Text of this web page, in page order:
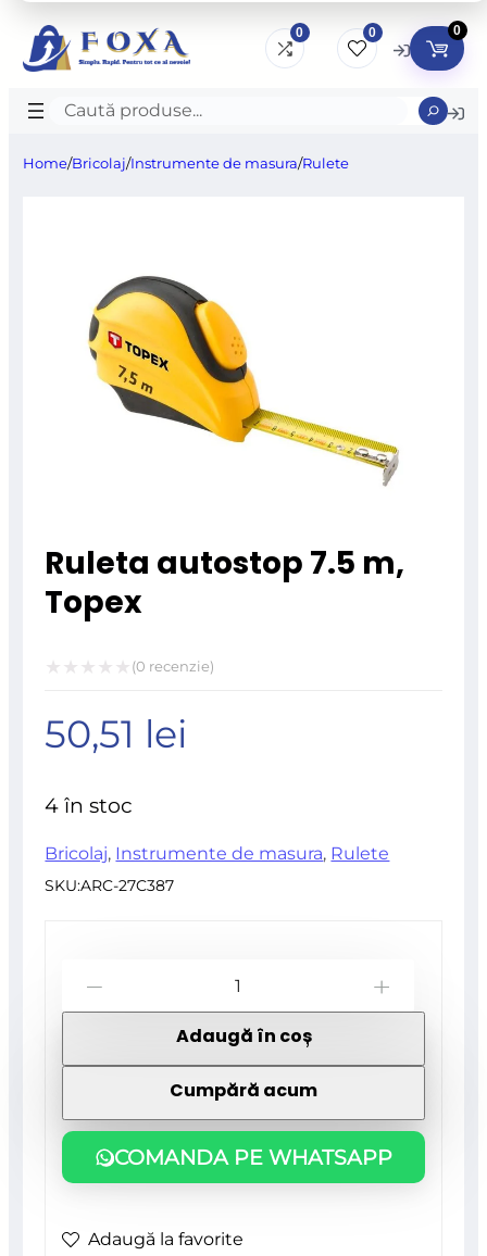
0 0 0
Caută
Home/Bricolaj/Instrumente de masura/Rulete
Ruleta autostop 7.5 m,
Topex
la
(0 recenzie)
50,51 lei
4 în stoc
Bricolaj, Instrumente de masura, Rulete
SKU:ARC-27C387
COMANDA PE WHATSAPP
Ruleta
m,
Topex
Adaugă în coș
Cumpără acum
Adaugă la favorite